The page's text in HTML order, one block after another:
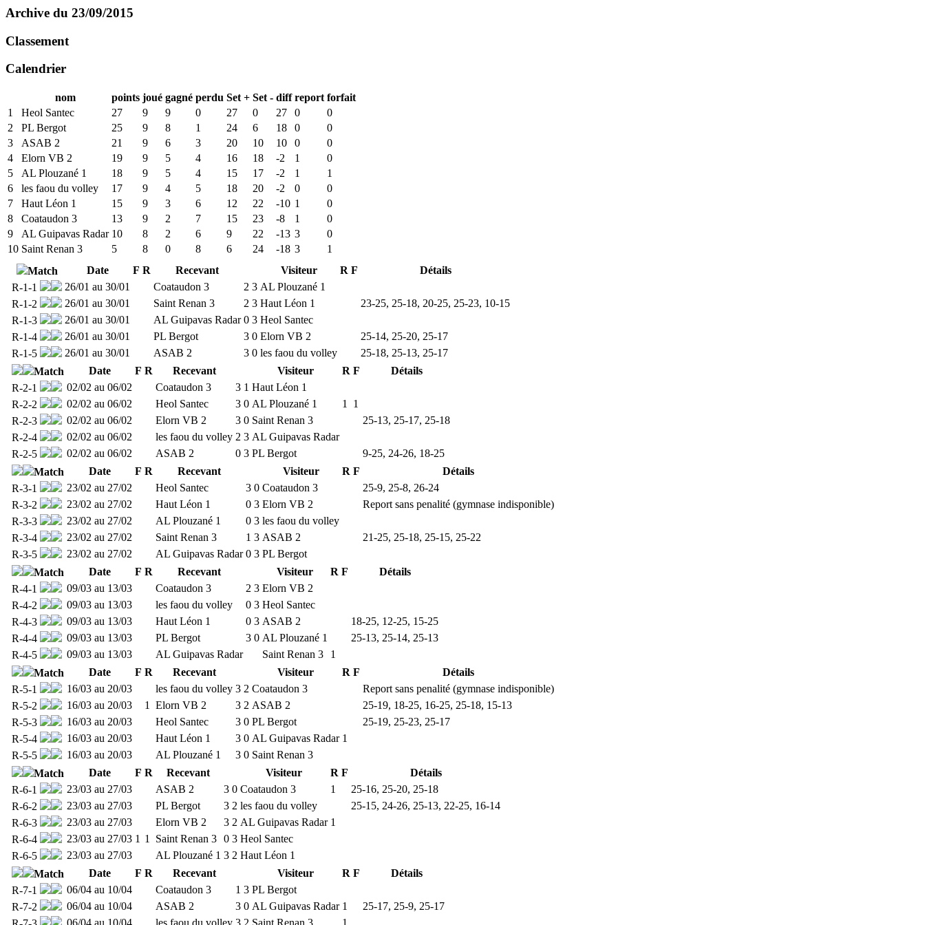
Archive du 23/09/2015
Classement
Calendrier
nom points joué gagné perdu Set + Set - diff report forfait
1
Heol Santec 27 9 9 0 27 0 27 0
0
2
PL Bergot 25 9 8 1 24 6 18 0
0
3
ASAB 2 21 9 6 3 20 10 10 0
0
4
Elorn VB 2 19 9 5 4 16 18 -2 1
0
5
AL Plouzané 1 18 9 5 4 15 17 -2 1
1
6
les faou du volley 17 9 4 5 18 20 -2 0
0
7
Haut Léon 1 15 9 3 6 12 22 -10 1
0
8
Coataudon 3 13 9 2 7 15 23 -8 1
0
9
AL Guipavas Radar 10 8 2 6 9 22 -13 3
0
10 Saint Renan 3 5 8 0 8 6 24 -18 3
1
Match
Date F R Recevant Visiteur R F
Détails
R-1-1
26/01 au 30/01 Coataudon 3 2 3 AL Plouzané 1
R-1-2
26/01 au 30/01 Saint Renan 3 2 3 Haut Léon 1
23-25, 25-18, 20-25, 25-23, 10-15
R-1-3
26/01 au 30/01 AL Guipavas Radar 0 3 Heol Santec
R-1-4
26/01 au 30/01 PL Bergot 3 0 Elorn VB 2
25-14, 25-20, 25-17
R-1-5
26/01 au 30/01 ASAB 2 3 0 les faou du volley
25-18, 25-13, 25-17
Match
Date F R Recevant Visiteur R F
Détails
R-2-1
02/02 au 06/02 Coataudon 3 3 1 Haut Léon 1
R-2-2
02/02 au 06/02 Heol Santec 3 0 AL Plouzané 1 1
1
R-2-3
02/02 au 06/02 Elorn VB 2 3 0 Saint Renan 3
25-13, 25-17, 25-18
R-2-4
02/02 au 06/02 les faou du volley 2 3 AL Guipavas Radar
R-2-5
02/02 au 06/02 ASAB 2 0 3 PL Bergot
9-25, 24-26, 18-25
Match
Date F R Recevant Visiteur R F
Détails
R-3-1
23/02 au 27/02 Heol Santec 3 0 Coataudon 3
25-9, 25-8, 26-24
R-3-2
23/02 au 27/02 Haut Léon 1 0 3 Elorn VB 2
Report sans penalité (gymnase indisponible)
R-3-3
23/02 au 27/02 AL Plouzané 1 0 3 les faou du volley
R-3-4
23/02 au 27/02 Saint Renan 3 1 3 ASAB 2
21-25, 25-18, 25-15, 25-22
R-3-5
23/02 au 27/02 AL Guipavas Radar 0 3 PL Bergot
Match
Date F R Recevant Visiteur R F
Détails
R-4-1
09/03 au 13/03 Coataudon 3 2 3 Elorn VB 2
R-4-2
09/03 au 13/03 les faou du volley 0 3 Heol Santec
R-4-3
09/03 au 13/03 Haut Léon 1 0 3 ASAB 2
18-25, 12-25, 15-25
R-4-4
09/03 au 13/03 PL Bergot 3 0 AL Plouzané 1
25-13, 25-14, 25-13
R-4-5
09/03 au 13/03 AL Guipavas Radar Saint Renan 3
1
Match
Date F R Recevant Visiteur R F
Détails
R-5-1
16/03 au 20/03 les faou du volley 3 2 Coataudon 3
Report sans penalité (gymnase indisponible)
R-5-2
16/03 au 20/03 1 Elorn VB 2 3 2 ASAB 2
25-19, 18-25, 16-25, 25-18, 15-13
R-5-3
16/03 au 20/03 Heol Santec 3 0 PL Bergot
25-19, 25-23, 25-17
R-5-4
16/03 au 20/03 Haut Léon 1 3 0 AL Guipavas Radar 1
R-5-5
16/03 au 20/03 AL Plouzané 1 3 0 Saint Renan 3
Match
Date F R Recevant Visiteur R F
Détails
R-6-1
23/03 au 27/03 ASAB 2 3 0 Coataudon 3 1
25-16, 25-20, 25-18
R-6-2
23/03 au 27/03 PL Bergot 3 2 les faou du volley
25-15, 24-26, 25-13, 22-25, 16-14
R-6-3
23/03 au 27/03 Elorn VB 2 3 2 AL Guipavas Radar 1
R-6-4
23/03 au 27/03 1 1 Saint Renan 3 0 3 Heol Santec
R-6-5
23/03 au 27/03 AL Plouzané 1 3 2 Haut Léon 1
Match
Date F R Recevant Visiteur R F
Détails
R-7-1
06/04 au 10/04 Coataudon 3 1 3 PL Bergot
R-7-2
06/04 au 10/04 ASAB 2 3 0 AL Guipavas Radar 1
25-17, 25-9, 25-17